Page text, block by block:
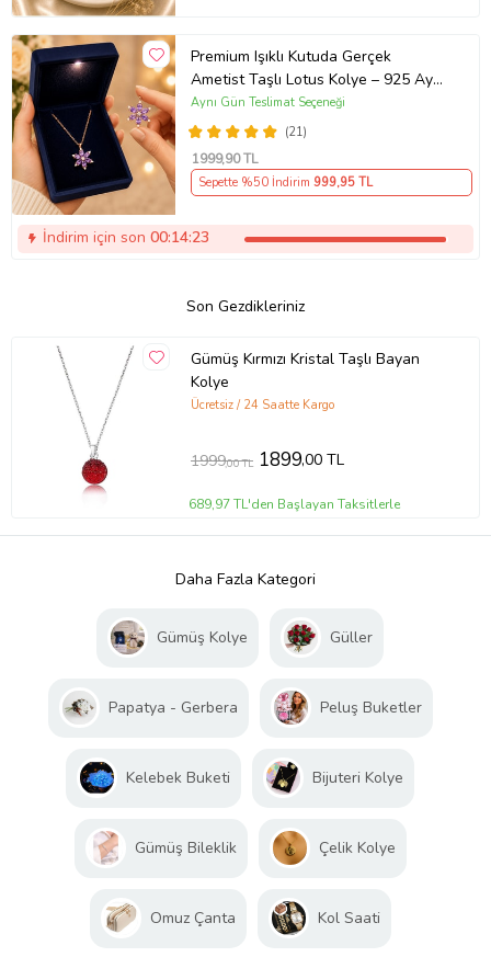
Premium Işıklı Kutuda Gerçek
Ametist Taşlı Lotus Kolye – 925 Ayar
Gümüş Kadın Kolye
(21)
Aynı Gün Teslimat Seçeneği
1999,90 TL
Sepette %50 İndirim 999,95 TL
İndirim için son 00:14:22
Son Gezdikleriniz
Gümüş Kırmızı Kristal Taşlı Bayan
Kolye
Ücretsiz / 24 Saatte Kargo
1999,00 TL 1899,00 TL
689,97 TL'den Başlayan Taksitlerle
Daha Fazla Kategori
Gümüş Kolye Güller
Papatya - Gerbera Peluş Buketler
Kelebek Buketi Bijuteri Kolye
Gümüş Bileklik Çelik Kolye
Omuz Çanta Kol Saati